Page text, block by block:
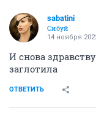
sabatini
Сибуй
14 ноября
И снова
заглотила
ОТВЕТИТЬ